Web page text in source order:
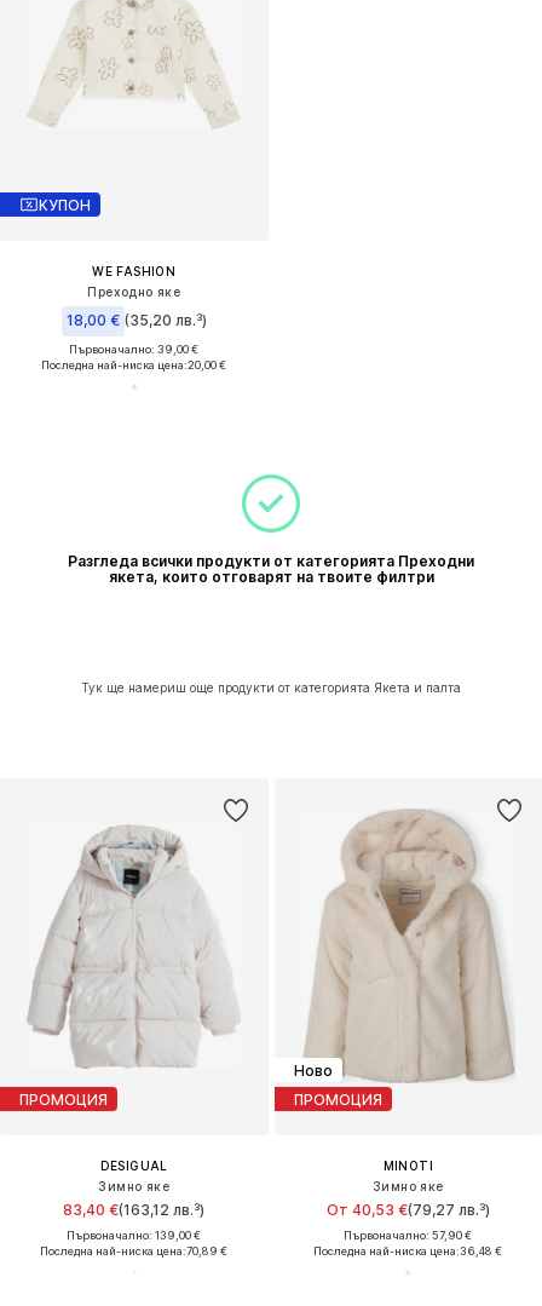
КУПОН
WE FASHION
Преходно яке
18,00 € (35,20 лв.³)
Първоначално: 39,00 €
Последна най-ниска цена:20,00 €
Разгледа всички продукти от категорията Преходни
якета, които отговарят на твоите филтри
Тук ще намериш още продукти от категорията Якета и палта
ПРОМОЦИЯ
DESIGUAL
Зимно яке
83,40 €(163,12 лв.³)
Първоначално: 139,00 €
Последна най-ниска цена:70,89 €
Ново
ПРОМОЦИЯ
MINOTI
Зимно яке
От 40,53 €(79,27 лв.³)
Първоначално: 57,90 €
Последна най-ниска цена:36,48 €